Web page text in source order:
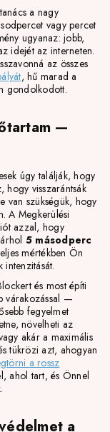
a nagy
vagy percet
ugyanaz: jobb,
idejét az interneten.
az összes
, hű marad a
gondolkodott.
—
úgy találják, hogy
hogy visszarántsák
van szükségük, hogy
A Megkerülési
azzal, hogy
5 másodperc
mértékben Ön
intenzitását.
és most építi
várakozással —
fegyelmet
növelheti az
akár a maximális
tükrözi azt, ahogyan
a rossz
ahol tart, és Önnel
a